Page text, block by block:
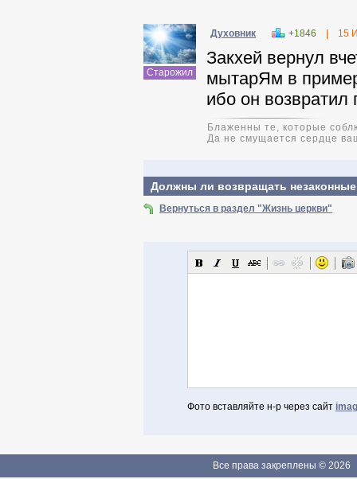
Старожил
Духовник +1846 15
Закхей вернул
мытарЯм в
ибо он возвратил
Блаженны те, которые
Да не смущается сердце
Должны ли возвращать
Вернуться в раздел "Жизнь церкви"
Фото вставляйте н-р через сайт
Если Вы зарегистрированы
Все права закреплены © 2026